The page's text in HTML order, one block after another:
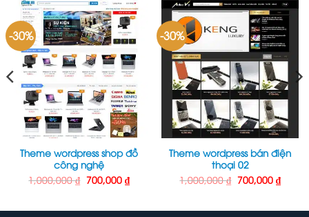
-30%
Theme wordpress shop đồ
công nghệ
1,000,000₫ Giá
gốc
700,000 ₫Giá
hiện
-30%
Theme wordpress bán điện
thoại 02
1,000,000₫ Giá
gốc
700,000 ₫Giá
hiện